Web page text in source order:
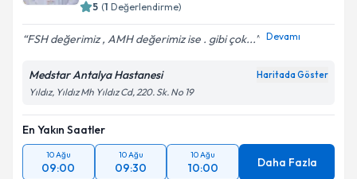
5 (1 Değerlendirme)
FSH değerimiz , AMH değerimiz ise . gibi çok... Devamı
Medstar Antalya Hastanesi Haritada Göster
Yıldız, Yıldız Mh Yıldız Cd, 220. Sk. No 19
En Yakın Saatler
10 Ağu
09:00
10 Ağu
09:30
10 Ağu
10:00 Daha Fazla